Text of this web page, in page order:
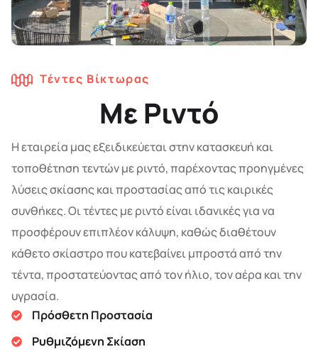
Τέντες Βίκτωρας
Με Ριντό
Η εταιρεία μας εξειδικεύεται στην κατασκευή και
τοποθέτηση τεντών με ριντό, παρέχοντας προηγμένες
λύσεις σκίασης και προστασίας από τις καιρικές
συνθήκες. Οι τέντες με ριντό είναι ιδανικές για να
προσφέρουν επιπλέον κάλυψη, καθώς διαθέτουν
κάθετο σκίαστρο που κατεβαίνει μπροστά από την
τέντα, προστατεύοντας από τον ήλιο, τον αέρα και την
υγρασία.
Πρόσθετη Προστασία
Ρυθμιζόμενη Σκίαση